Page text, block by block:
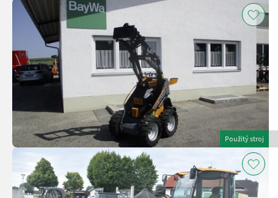
Použitý stroj